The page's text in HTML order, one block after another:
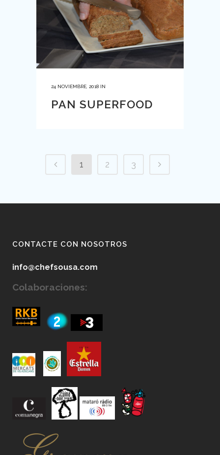
24 NOVIEMBRE, 2018 IN
PAN SUPERFOOD
1 2 3
CONTACTE CON NOSOTROS
info@chefsousa.com
Colaboraciones: